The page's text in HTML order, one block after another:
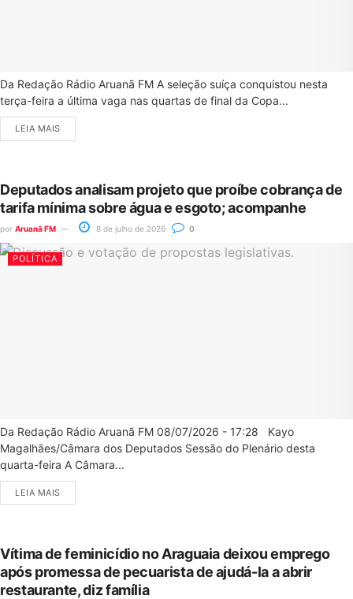
Da Redação Rádio Aruanã FM A seleção suíça conquistou nesta
terça-feira a última vaga nas quartas de final da Copa...
LEIA MAIS
Deputados analisam projeto que proíbe cobrança de
tarifa mínima sobre água e esgoto; acompanhe
por Aruanã FM 8 de julho de 2026 0
POLÍTICA
Da Redação Rádio Aruanã FM 08/07/2026 - 17:28 Kayo
Magalhães/Câmara dos Deputados Sessão do Plenário desta
quarta-feira A Câmara...
LEIA MAIS
Vítima de feminicídio no Araguaia deixou emprego
após promessa de pecuarista de ajudá-la a abrir
restaurante, diz família